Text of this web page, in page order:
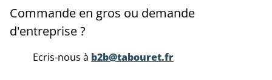
Commande en gros ou demande
d'entreprise ?
Ecris-nous à b2b@tabouret.fr